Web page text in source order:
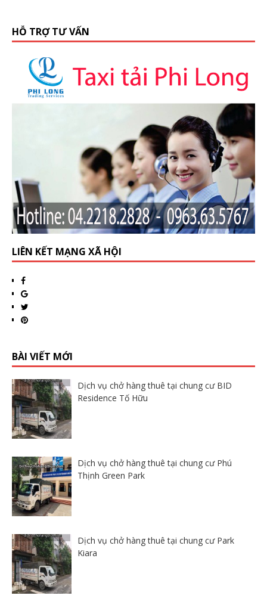
HỖ TRỢ TƯ VẤN
LIÊN KẾT MẠNG XÃ HỘI
BÀI VIẾT MỚI
Dịch vụ chở hàng thuê tại chung cư BID
Residence Tố Hữu
Dịch vụ chở hàng thuê tại chung cư Phú
Thịnh Green Park
Dịch vụ chở hàng thuê tại chung cư Park
Kiara